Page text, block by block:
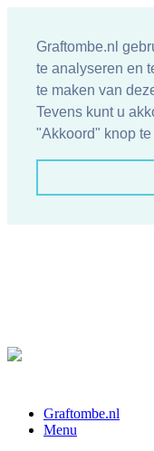
Graftombe.nl
te analyseren en
te maken van
Tevens kunt u
"Akkoord" knop te
Graftombe.nl
Menu